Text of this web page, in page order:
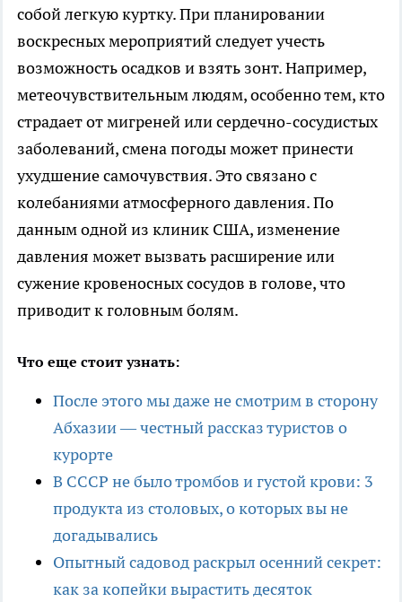
собой легкую куртку. При планировании
воскресных мероприятий следует учесть
возможность осадков и взять зонт. Например,
метеочувствительным людям, особенно тем, кто
страдает от мигреней или сердечно-сосудистых
заболеваний, смена погоды может принести
ухудшение самочувствия. Это связано с
колебаниями атмосферного давления. По
данным одной из клиник США, изменение
давления может вызвать расширение или
сужение кровеносных сосудов в голове, что
приводит к головным болям.
Что еще стоит узнать:
После этого мы даже не смотрим в сторону
Абхазии — честный рассказ туристов о
курорте
В СССР не было тромбов и густой крови: 3
продукта из столовых, о которых вы не
догадывались
Опытный садовод раскрыл осенний секрет:
как за копейки вырастить десяток